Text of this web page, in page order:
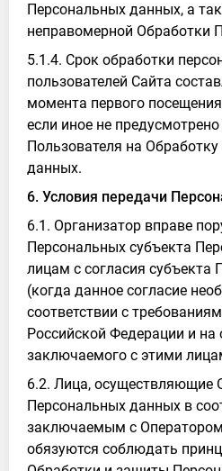
Персональных данных, а
неправомерной Обработки
5.1.4. Срок обработки
пользователей Сайта
момента первого
если иное не
Пользователя на
данных.
6. Условия передачи
6.1. Организатор вправе
Персональных субъекта
лицам с согласия
(когда данное согласие
соответствии с
Российской Федерации и на
заключаемого с этими
6.2. Лица, осуществляющие
Персональных данных в
заключаемым с
обязуются соблюдать